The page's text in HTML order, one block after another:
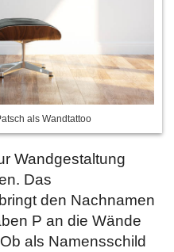
als Wandtattoo
Wandgestaltung
Das
den Nachnamen
P an die Wände
als Namensschild